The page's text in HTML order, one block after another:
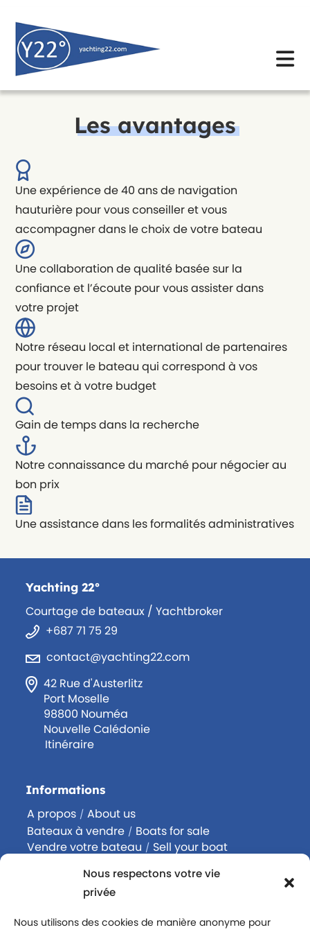
Nous respectons votre vie
privée
Nous utilisons des cookies de manière anonyme pour
content
Les avantages
Une expérience de 40 ans de navigation
hauturière pour vous conseiller et vous
accompagner dans le choix de votre bateau
Une collaboration de qualité basée sur la
confiance et l’écoute pour vous assister dans
votre projet
Notre réseau local et international de partenaires
pour trouver le bateau qui correspond à vos
besoins et à votre budget
Gain de temps dans la recherche
Notre connaissance du marché pour négocier au
bon prix
Une assistance dans les formalités administratives
Yachting 22°
Courtage de bateaux / Yachtbroker
+687 71 75 29
contact@yachting22.com
42 Rue d'Austerlitz
Port Moselle
98800 Nouméa
Nouvelle Calédonie
Itinéraire
Informations
A propos / About us
Bateaux à vendre / Boats for sale
Vendre votre bateau / Sell your boat
Contactez-nous /Contact us
Rejoignez-nous
Politique de confidentialité